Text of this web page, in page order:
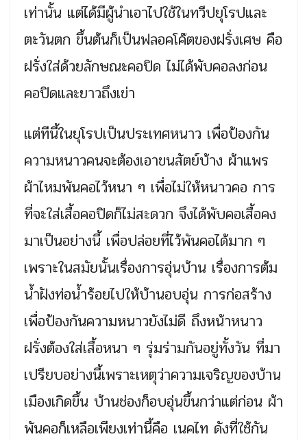
เท่านั้น แต่ได้มีผู้นำเอาไปใช้ในทวีปยุโรปและ
ตะวันตก ขึ้นต้นก็เป็นฟลอคโค๊ตของฝรั่งเศษ คือ
ฝรั่งใส่ด้วยลักษณะคอปิด ไม่ได้พับคอลงก่อน
คอปิดและยาวถึงเข่า
แต่ทีนี้ในยุโรปเป็นประเทศหนาว เพื่อป้องกัน
ความหนาวคนจะต้องเอาขนสัตย์บ้าง ผ้าแพร
ผ้าไหมพันคอไว้หนา ๆ เพื่อไม่ให้หนาวคอ การ
ที่จะใส่เสื้อคอปิดก็ไม่สะดวก จึงได้พับคอเสื้อคง
มาเป็นอย่างนี้ เพื่อปล่อยที่ไว้พันคอได้มาก ๆ
เพราะในสมัยนั้นเรื่องการอุ่นบ้าน เรื่องการต้ม
น้ำฝังท่อน้ำร้อยไปให้บ้านอบอุ่น การก่อสร้าง
เพื่อป้องกันความหนาวยังไม่ดี ถึงหน้าหนาว
ฝรั่งต้องใส่เสื้อหนา ๆ รุ่มร่ามกันอยู่ทั้งวัน ที่มา
เปรียบอย่างนี้เพราะเหตุว่าความเจริญของบ้าน
เมืองเกิดขึ้น บ้านช่องก็อบอุ่นขึ้นกว่าแต่ก่อน ผ้า
พันคอก็เหลือเพียงเท่านี้คือ เนคไท ดังที่ใช้กัน